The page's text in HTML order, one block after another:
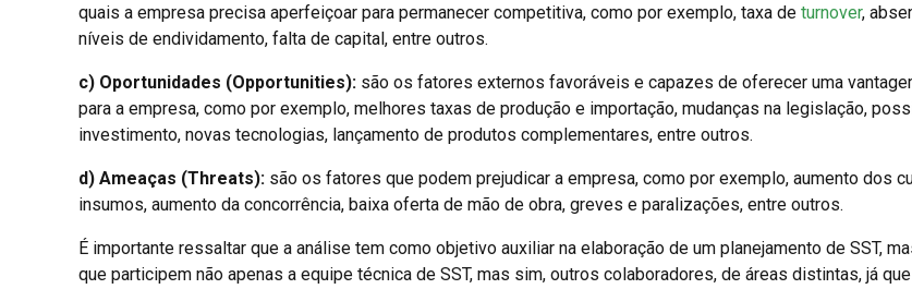
quais a empresa precisa aperfeiçoar para permanecer competitiva, como por exemplo, taxa de turnover,
níveis de endividamento, falta de capital, entre outros.
c) Oportunidades (Opportunities): são os fatores externos favoráveis e capazes de oferecer uma
para a empresa, como por exemplo, melhores taxas de produção e importação, mudanças na legislação,
investimento, novas tecnologias, lançamento de produtos complementares, entre outros.
d) Ameaças (Threats): são os fatores que podem prejudicar a empresa, como por exemplo, aumento dos
insumos, aumento da concorrência, baixa oferta de mão de obra, greves e paralizações, entre outros.
É importante ressaltar que a análise tem como objetivo auxiliar na elaboração de um planejamento de SST,
que participem não apenas a equipe técnica de SST, mas sim, outros colaboradores, de áreas distintas, já